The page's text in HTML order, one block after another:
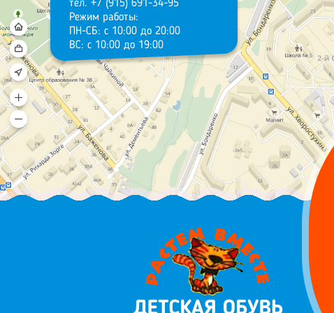
тел. +7 (915) 691-34-95
Режим работы:
ПН-СБ: с 10:00 до 20:00
ВС: с 10:00 до 19:00